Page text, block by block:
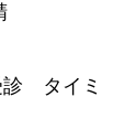
タイミ